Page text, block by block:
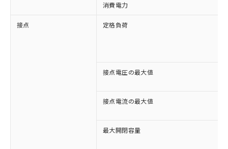
消費電力
接点 定格負荷
接点電圧の最大値
接点電流の最大値
最大開閉容量